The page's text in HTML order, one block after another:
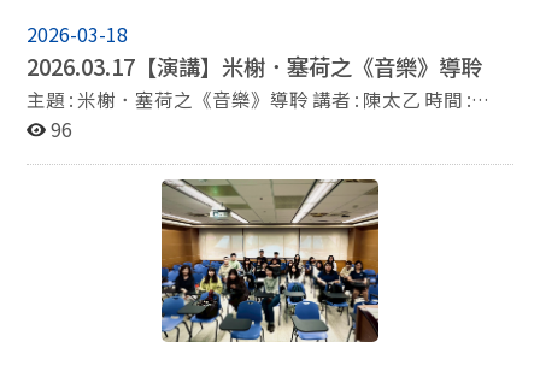
2026-03-18
2026.03.17【演講】米榭．塞荷之《音樂》導聆
主題 : 米榭．塞荷之《音樂》導聆 講者 : 陳太乙 時間 :
2026/3/17(二) 14:10-16:00 地點 : 國立政治大學 研究大樓
96